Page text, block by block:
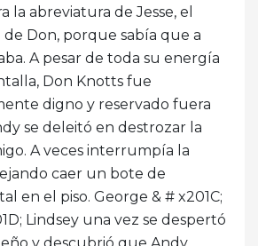
la abreviatura de Jesse, el
Don, porque sabía que a
A pesar de toda su energía
Don Knotts fue
digno y reservado fuera
se deleitó en destrozar la
A veces interrumpía la
caer un bote de
en el piso. George & # x201C;
Lindsey una vez se despertó